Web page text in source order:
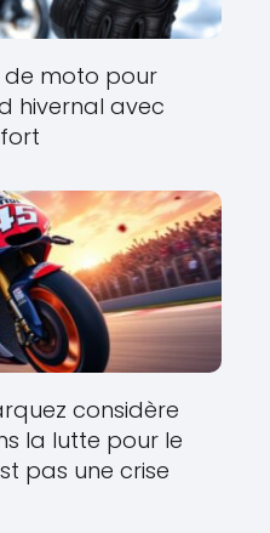
moto pour
hivernal avec
considère
la lutte pour le
pas une crise